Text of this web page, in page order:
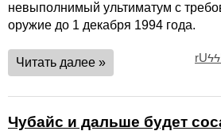
невыполнимый ультиматум с
оружие до 1 декабря 1994 года.
Читать далее »
Чубайс и дальше будет